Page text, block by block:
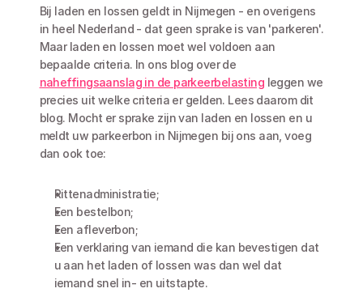
Bij laden en lossen geldt in Nijmegen - en overigens
in heel Nederland - dat geen sprake is van 'parkeren'.
Maar laden en lossen moet wel voldoen aan
naheffingsaanslag in de parkeerbelasting leggen we
precies uit welke criteria er gelden. Lees daarom dit
blog. Mocht er sprake zijn van laden en lossen en u
meldt uw parkeerbon in Nijmegen bij ons aan, voeg
dan ook toe:
Rittenadministratie;
Een bestelbon;
Een afleverbon;
Een verklaring van iemand die kan bevestigen dat
u aan het laden of lossen was dan wel dat
iemand snel in- en uitstapte.